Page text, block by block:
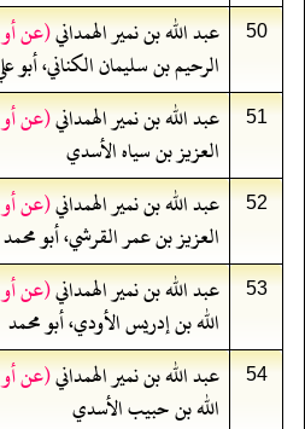
50 عبد الله بن نمير الهمداني(عن
الرحيم بن سليمان الكناني، أبو
51 عبد الله بن نمير الهمداني(عن
العزيز بن سياه الأسدي
52 عبد الله بن نمير الهمداني(عن
العزيز بن عمر القرشي، أبو محمد
53 عبد الله بن نمير الهمداني(عن
الله بن إدريس الأودي، أبو محمد
54 عبد الله بن نمير الهمداني(عن
الله بن حبيب الأسدي